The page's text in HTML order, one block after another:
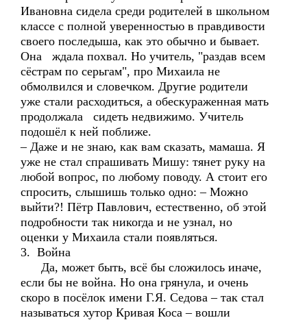
Ивановна сидела среди родителей в школьном
классе с полной уверенностью в правдивости
своего последыша, как это обычно и бывает.
Она ждала похвал. Но учитель, "раздав всем
сёстрам по серьгам", про Михаила не
обмолвился и словечком. Другие родители
уже стали расходиться, а обескураженная мать
продолжала сидеть недвижимо. Учитель
подошёл к ней поближе.
– Даже и не знаю, как вам сказать, мамаша. Я
уже не стал спрашивать Мишу: тянет руку на
любой вопрос, по любому поводу. А стоит его
спросить, слышишь только одно: – Можно
выйти?! Пётр Павлович, естественно, об этой
подробности так никогда и не узнал, но
оценки у Михаила стали появляться.
3. Война
Да, может быть, всё бы сложилось иначе,
если бы не война. Но она грянула, и очень
скоро в посёлок имени Г.Я. Седова – так стал
называться хутор Кривая Коса – вошли